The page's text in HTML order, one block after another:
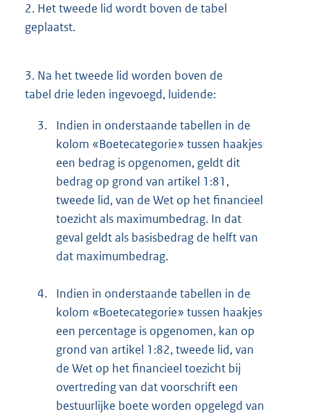
2. Het tweede lid wordt boven de tabel
geplaatst.
3. Na het tweede lid worden boven de
tabel drie leden ingevoegd, luidende:
3.
Indien in onderstaande tabellen in de
kolom «Boetecategorie» tussen haakjes
een bedrag is opgenomen, geldt dit
bedrag op grond van artikel 1:81,
tweede lid, van de Wet op het financieel
toezicht als maximumbedrag. In dat
geval geldt als basisbedrag de helft van
dat maximumbedrag.
4.
Indien in onderstaande tabellen in de
kolom «Boetecategorie» tussen haakjes
een percentage is opgenomen, kan op
grond van artikel 1:82, tweede lid, van
de Wet op het financieel toezicht bij
overtreding van dat voorschrift een
bestuurlijke boete worden opgelegd van